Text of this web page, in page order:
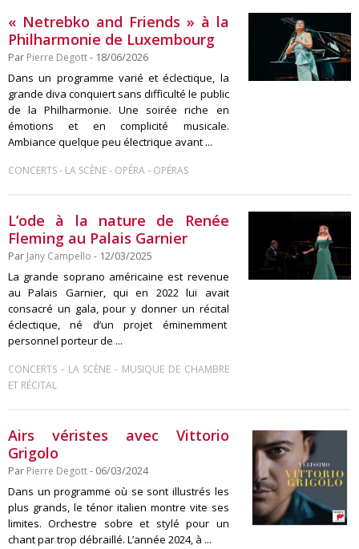
« Netrebko and Friends » à la
Philharmonie de Luxembourg
Par Pierre Degott- 18/06/2026
Dans un programme varié et éclectique, la
grande diva conquiert sans difficulté le public
de la Philharmonie. Une soirée riche en
émotions et en complicité musicale.
Ambiance quelque peu électrique avant ...
CONCERTS- LA SCÈNE- OPÉRA- OPÉRAS
L’ode à la nature de Renée
Fleming au Palais Garnier
Par Jany Campello - 12/03/2025
La grande soprano américaine est revenue
au Palais Garnier, qui en 2022 lui avait
consacré un gala, pour y donner un récital
éclectique, né d’un projet éminemment
personnel porteur de ...
CONCERTS - LA SCÈNE - MUSIQUE DE CHAMBRE
ET RÉCITAL
Airs véristes avec Vittorio
Grigolo
Par Pierre Degott- 06/03/2024
Dans un programme où se sont illustrés les
plus grands, le ténor italien montre vite ses
limites. Orchestre sobre et stylé pour un
chant par trop débraillé. L’année 2024, à ...